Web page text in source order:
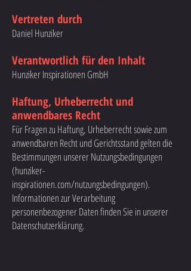
Vertreten durch
Daniel Hunziker
Verantwortlich für den Inhalt
Hunziker Inspirationen GmbH
Haftung, Urheberrecht und
anwendbares Recht
Für Fragen zu Haftung, Urheberrecht sowie zum
anwendbaren Recht und Gerichtsstand gelten die
Bestimmungen unserer Nutzungsbedingungen
(hunziker-
inspirationen.com/nutzungsbedingungen).
Informationen zur Verarbeitung
personenbezogener Daten finden Sie in unserer
Datenschutzerklärung.